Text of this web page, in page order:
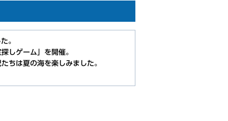
。
しゲーム」を開催。
ちは夏の海を楽しみました。